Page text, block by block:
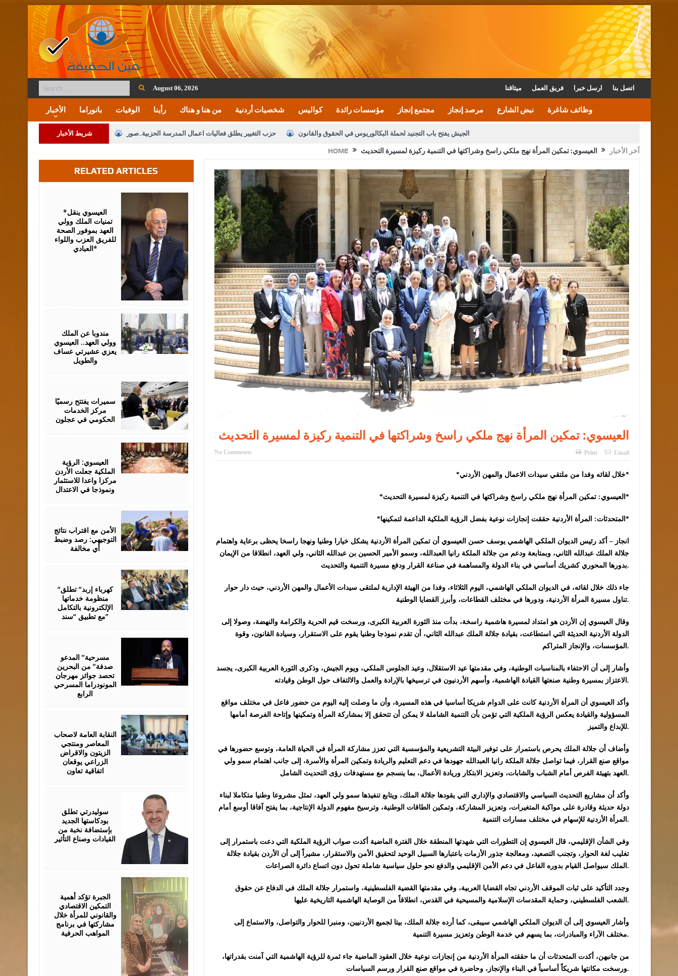
August 06, 2026 ميثاقنا فريق العمل ارسل خبرا اتصل بنا
الأخبار بانوراما الوفيات رأينا من هنا و هناك شخصيات أردنية كواليس مؤسسات رائدة مجتمع إنجاز مرصد إنجاز نبض الشارع وظائف شاغرة
شريط الأخبار حزب التغيير يطلق فعاليات اعمال المدرسة الحزبية..صور الجيش يفتح باب التجنيد لحملة البكالوريوس في الحقوق والقانون
بيان اجتماع عمّان:دعم الوصاية الهاشمية التاريخية على المقدسات الإسلامية والمسيحية الأمن يتلف 16 مليون حبة كبتاجون و1480 كغم مواد مخدرة
النواب يقر مشروع تعديل قانون الملكية العقارية القاضي يلتقي رؤساء تحرير الصحف اليومية ويؤكد حرص مجلس النواب على شراكة فاعلة مع الإعلام
دعوة المكلفين بخدمة العلم (الدفعة الثالثة) إلى مراجعة منصة خدمة العلم الملك يلتقي مجموعة من رفاق السلاح الملك يتلقى اتصالا هاتفيا من العاهل البحريني
القاضي محمود أحمد فريحات.. مبارك ومزيدا من التوفيق
HOME آخر الأخبار العيسوي: تمكين المرأة نهج ملكي راسخ وشراكتها في التنمية ركيزة لمسيرة التحديث
العيسوي: تمكين المرأة نهج ملكي راسخ وشراكتها في التنمية ركيزة لمسيرة التحديث
No Comments Print Email
*خلال لقائه وفدا من ملتقي سيدات الاعمال والمهن الأردني*
*العيسوي: تمكين المرأة نهج ملكي راسخ وشراكتها في التنمية ركيزة لمسيرة التحديث*
*المتحدثات: المرأة الأردنية حققت إنجازات نوعية بفضل الرؤية الملكية الداعمة لتمكينها*
انجاز – أكد رئيس الديوان الملكي الهاشمي يوسف حسن العيسوي أن تمكين المرأة الأردنية يشكل خيارا وطنيا ونهجا راسخا يحظى برعاية واهتمام
جلالة الملك عبدالله الثاني، وبمتابعة ودعم من جلالة الملكة رانيا العبدالله، وسمو الأمير الحسين بن عبدالله الثاني، ولي العهد، انطلاقا من الإيمان
بدورها المحوري كشريك أساسي في بناء الدولة والمساهمة في صناعة القرار ودفع مسيرة التنمية والتحديث.
جاء ذلك خلال لقائه، في الديوان الملكي الهاشمي، اليوم الثلاثاء، وفدا من الهيئة الإدارية لملتقى سيدات الأعمال والمهن الأردني، حيث دار حوار
تناول مسيرة المرأة الأردنية، ودورها في مختلف القطاعات، وأبرز القضايا الوطنية.
وقال العيسوي إن الأردن هو امتداد لمسيرة هاشمية راسخة، بدأت منذ الثورة العربية الكبرى، ورسخت قيم الحرية والكرامة والنهضة، وصولا إلى
الدولة الأردنية الحديثة التي استطاعت، بقيادة جلالة الملك عبدالله الثاني، أن تقدم نموذجا وطنيا يقوم على الاستقرار، وسيادة القانون، وقوة
المؤسسات، والإنجاز المتراكم.
وأشار إلى أن الاحتفاء بالمناسبات الوطنية، وفي مقدمتها عيد الاستقلال، وعيد الجلوس الملكي، ويوم الجيش، وذكرى الثورة العربية الكبرى، يجسد
الاعتزاز بمسيرة وطنية صنعتها القيادة الهاشمية، وأسهم الأردنيون في ترسيخها بالإرادة والعمل والالتفاف حول الوطن وقيادته.
وأكد العيسوي أن المرأة الأردنية كانت على الدوام شريكا أساسيا في هذه المسيرة، وأن ما وصلت إليه اليوم من حضور فاعل في مختلف مواقع
المسؤولية والقيادة يعكس الرؤية الملكية التي تؤمن بأن التنمية الشاملة لا يمكن أن تتحقق إلا بمشاركة المرأة وتمكينها وإتاحة الفرصة أمامها
للإبداع والتميز.
وأضاف أن جلالة الملك يحرص باستمرار على توفير البيئة التشريعية والمؤسسية التي تعزز مشاركة المرأة في الحياة العامة، وتوسع حضورها في
مواقع صنع القرار، فيما تواصل جلالة الملكة رانيا العبدالله جهودها في دعم التعليم والريادة وتمكين المرأة والأسرة، إلى جانب اهتمام سمو ولي
العهد بتهيئة الفرص أمام الشباب والشابات، وتعزيز الابتكار وريادة الأعمال، بما ينسجم مع مستهدفات رؤى التحديث الشامل.
وأكد أن مشاريع التحديث السياسي والاقتصادي والإداري التي يقودها جلالة الملك، ويتابع تنفيذها سمو ولي العهد، تمثل مشروعا وطنيا متكاملا لبناء
دولة حديثة وقادرة على مواكبة المتغيرات، وتعزيز المشاركة، وتمكين الطاقات الوطنية، وترسيخ مفهوم الدولة الإنتاجية، بما يفتح آفاقا أوسع أمام
المرأة الأردنية للإسهام في مختلف مسارات التنمية.
وفي الشأن الإقليمي، قال العيسوي إن التطورات التي شهدتها المنطقة خلال الفترة الماضية أكدت صواب الرؤية الملكية التي دعت باستمرار إلى
تغليب لغة الحوار، وتجنب التصعيد، ومعالجة جذور الأزمات باعتبارها السبيل الوحيد لتحقيق الأمن والاستقرار، مشيراً إلى أن الأردن بقيادة جلالة
الملك سيواصل القيام بدوره الفاعل في دعم الأمن الإقليمي والدفع نحو حلول سياسية شاملة تحول دون اتساع دائرة الصراعات.
وجدد التأكيد على ثبات الموقف الأردني تجاه القضايا العربية، وفي مقدمتها القضية الفلسطينية، واستمرار جلالة الملك في الدفاع عن حقوق
الشعب الفلسطيني، وحماية المقدسات الإسلامية والمسيحية في القدس، انطلاقاً من الوصاية الهاشمية التاريخية عليها.
وأشار العيسوي إلى أن الديوان الملكي الهاشمي سيبقى، كما أرده جلالة الملك، بيتا لجميع الأردنيين، ومنبرا للحوار والتواصل، والاستماع إلى
مختلف الآراء والمبادرات، بما يسهم في خدمة الوطن وتعزيز مسيرة التنمية.
من جانبهن، أكدت المتحدثات أن ما حققته المرأة الأردنية من إنجازات نوعية خلال العقود الماضية جاء ثمرة للرؤية الهاشمية التي آمنت بقدراتها،
ورسخت مكانتها شريكاً أساسياً في البناء والإنجاز، وحاضرة في مواقع صنع القرار ورسم السياسات.
RELATED ARTICLES
*العيسوي ينقل
تمنيات الملك وولي
العهد بموفور الصحة
للفريق العزب واللواء
العبادي*
مندوبا عن الملك
وولي العهد.. العيسوي
يعزي عشيرتي عساف
والطويل
سميرات يفتتح رسميًا
مركز الخدمات
الحكومي في عجلون
2026
العيسوي: الرؤية
الملكية جعلت الأردن
مركزا واعدا للاستثمار
ونموذجا في الاعتدال
الأمن مع اقتراب نتائج
التوجيهي: رصد وضبط
أي مخالفة
2026
“كهرباء إربد” تطلق
منظومة خدماتها
الإلكترونية بالتكامل
مع تطبيق “سند”
مسرحية” المدعو
صدفة” من البحرين
تحصد جوائز مهرجان
المونودراما المسرحي
الرابع
النقابة العامة لاصحاب
المعاصر ومنتجي
الزيتون والاقراض
الزراعي يوقعان
اتفاقية تعاون
2026
سوليدرتي تطلق
بودكاستها الجديد
بإستضافة نخبة من
القيادات وصناع التأثير
الجبرة تؤكد أهمية
التمكين الاقتصادي
والقانوني للمرأة خلال
مشاركتها في برنامج
المواهب الحرفية